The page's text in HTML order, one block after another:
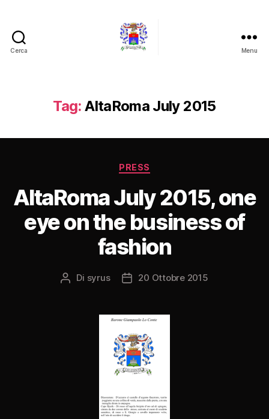
Cerca
Conte
Menu
Tag: AltaRoma July 2015
Categorie
PRESS
AltaRoma July 2015, one
eye on the business of
fashion
Autore
Di syrus
Data20 Ottobre 2015